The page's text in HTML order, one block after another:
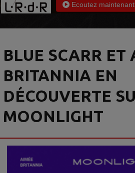
Ecoutez maintenant
BLUE SCARR ET
BRITANNIA EN
DÉCOUVERTE
MOONLIGHT